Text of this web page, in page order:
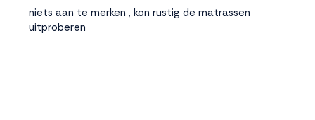
niets aan te merken , kon rustig de matrassen
uitproberen